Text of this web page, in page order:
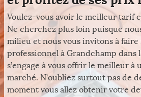
Voulez-vous avoir le meilleur tarif
Ne cherchez plus loin puisque
milieu et nous vous invitons à
professionnel à Grandchamp dans
s’engage à vous offrir le meilleur
marché. N’oubliez surtout pas de
moment vous allez obtenir votre